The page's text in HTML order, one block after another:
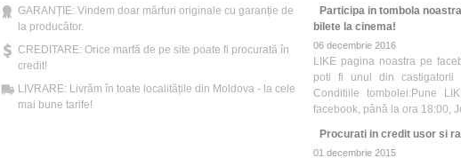
GARANȚIE: Vindem doar mărfuri originale cu garanție de
la producător.
CREDITARE: Orice marfă de pe site poate fi procurată în
credit!
LIVRARE: Livrăm în toate localitățile din Moldova - la cele
mai bune tarife!
Participa in tombola
bilete la cinema!
06 decembrie 2016
LIKE pagina noastra pe
poti fi unul din castigatorii
Conditiile tombolei:Pune
facebook, până la ora 18:00,
Procurati in credit usor si
01 decembrie 2015